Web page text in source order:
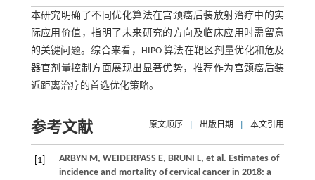
本研究明确了不同优化算法在宫颈癌后装放射治疗中的实
际应用价值，指明了未来研究的方向及临床应用时需留意
的关键问题。综合来看，HIPO 算法在靶区剂量优化和危及
器官剂量控制方面展现出显著优势，推荐作为宫颈癌后装
近距离治疗的首选优化策略。
参考文献 原文顺序 出版日期 本文引用
[1] ARBYN M, WEIDERPASS E, BRUNI L, et al . Estimates of
incidence and mortality of cervical cancer in 2018: a